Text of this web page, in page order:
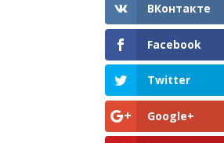
ВКонтакте
Facebook
Twitter
Google+